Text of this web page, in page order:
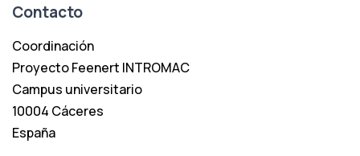
Contacto
Coordinación
Proyecto Feenert INTROMAC
Campus universitario
10004 Cáceres
España